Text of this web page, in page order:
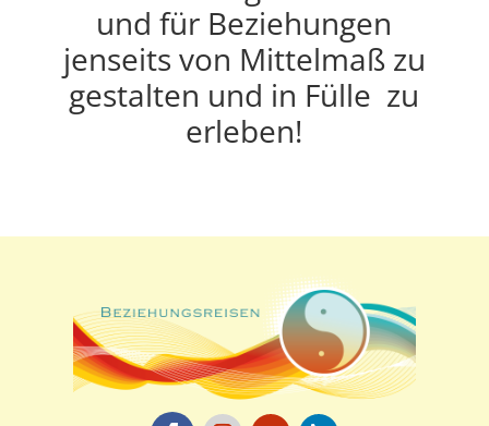
und für Beziehungen
jenseits von Mittelmaß zu
gestalten und in Fülle zu
erleben!